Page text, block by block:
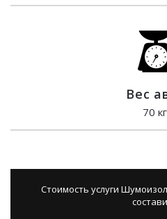
Вес
70
Стоимость услуги